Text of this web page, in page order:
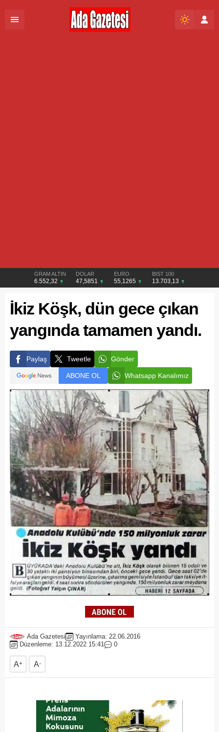
GRAM ALTIN
6.552,32
DOLAR
47,5851
EURO
55,1265
BIST 100
13.703,13
İkiz Köşk, dün gece çıkan
yangında tamamen yandı.
Paylaş Tweetle Gönder
ABONE OL Whatsapp Kanalımız
Ada Gazetesi
Yayınlama: 22.06.2016
Düzenleme: 13.12.2022 15:41
0
A+ A-